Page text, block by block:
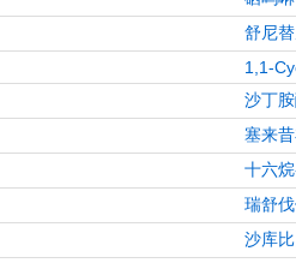
舒尼
1,1-
沙丁
塞来
十六
瑞舒
沙库